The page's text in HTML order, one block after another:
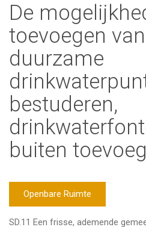
De
toevoegen
duurzame
bestuderen,
buiten
Openbare Ruimte
SD.11 Een frisse, ademende